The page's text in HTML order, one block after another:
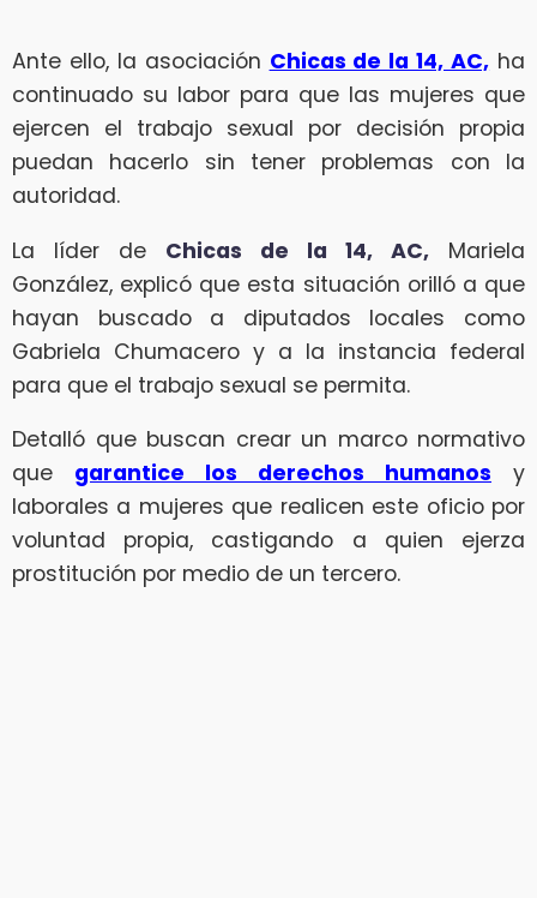
Ante ello, la asociación Chicas de la 14, AC, ha
continuado su labor para que las mujeres que
ejercen el trabajo sexual por decisión propia
puedan hacerlo sin tener problemas con la
autoridad.
La líder de Chicas de la 14, AC, Mariela
González, explicó que esta situación orilló a que
hayan buscado a diputados locales como
Gabriela Chumacero y a la instancia federal
para que el trabajo sexual se permita.
Detalló que buscan crear un marco normativo
que garantice los derechos humanos y
laborales a mujeres que realicen este oficio por
voluntad propia, castigando a quien ejerza
prostitución por medio de un tercero.